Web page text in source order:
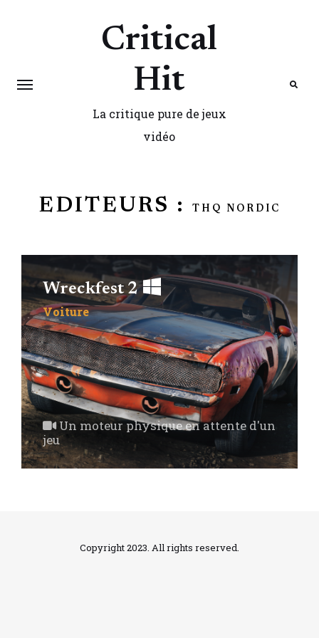
Critical
Hit
La critique pure de jeux
vidéo
EDITEURS : THQ NORDIC
Wreckfest 2
Voiture
Un moteur physique en attente d'un
jeu
Copyright 2023. All rights reserved.